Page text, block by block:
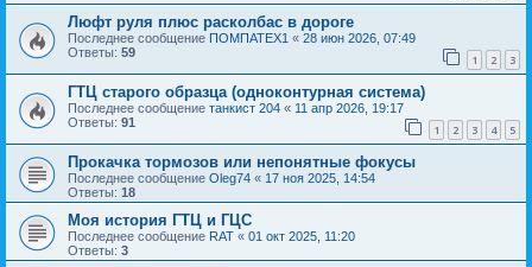
Люфт руля плюс расколбас в дороге
Последнее сообщение ПОМПАТЕХ1 « 28 июн 2026, 07:49
Ответы: 59 1 2 3
ГТЦ старого образца (одноконтурная система)
Последнее сообщение танкист 204 « 11 апр 2026, 19:17
Ответы: 91 1 2 3 4 5
Прокачка тормозов или непонятные фокусы
Последнее сообщение Oleg74 « 17 ноя 2025, 14:54
Ответы: 18
Моя история ГТЦ и ГЦС
Последнее сообщение RAT « 01 окт 2025, 11:20
Ответы: 3